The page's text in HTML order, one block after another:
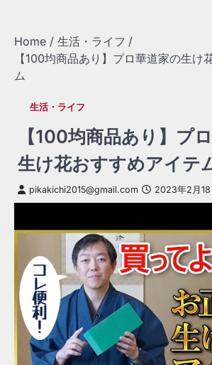
Home
生活・ライフ
【100均商品あり】プロ華道家の生け
ム
生活・ライフ
【100均商品あり】プ
生け花おすすめアイテ
pikakichi2015@gmail.com 2023年2月18